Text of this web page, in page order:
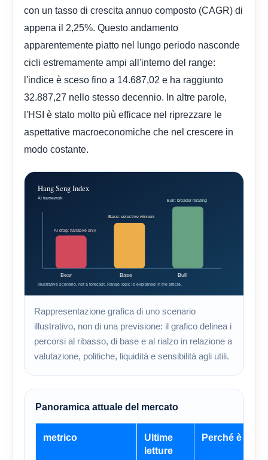
con un tasso di crescita annuo composto (CAGR) di
appena il 2,25%. Questo andamento
apparentemente piatto nel lungo periodo nasconde
cicli estremamente ampi all'interno del range:
l'indice è sceso fino a 14.687,02 e ha raggiunto
32.887,27 nello stesso decennio. In altre parole,
l'HSI è stato molto più efficace nel riprezzare le
aspettative macroeconomiche che nel crescere in
modo costante.
Rappresentazione grafica di uno scenario
illustrativo, non di una previsione: il grafico delinea i
percorsi al ribasso, di base e al rialzo in relazione a
valutazione, politiche, liquidità e sensibilità agli utili.
Panoramica attuale del mercato
metrico
Ultime
letture
Perché è